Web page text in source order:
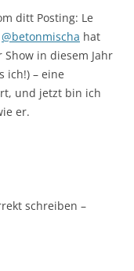
ditt Posting: Le
@betonmischa hat
in diesem Jahr
ich!) – eine
und jetzt bin ich
er.
schreiben –